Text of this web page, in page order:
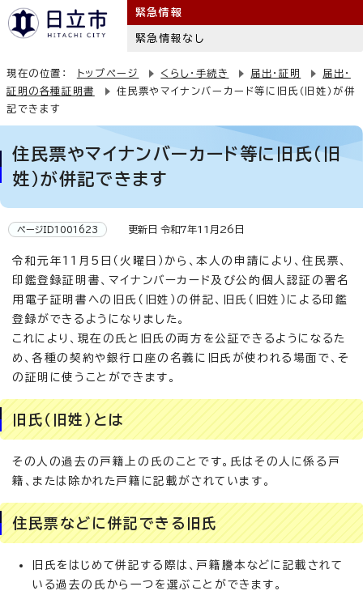
緊急情報
緊急情報なし
現在の位置： トップページ くらし・手続き 届出・証明
届出・
証明の各種証明書
住民票やマイナンバーカード等に旧氏（旧姓）が併
記できます
住民票やマイナンバーカード等に旧氏（旧
姓）が併記できます
ページID1001623 更新日 令和7年11月26日
令和元年11月5日（火曜日）から、本人の申請により、住民票、
印鑑登録証明書、マイナンバーカード及び公的個人認証の署名
用電子証明書への旧氏（旧姓）の併記、旧氏（旧姓）による印鑑
登録ができるようになりました。
これにより、現在の氏と旧氏の両方を公証できるようになるた
め、各種の契約や銀行口座の名義に旧氏が使われる場面で、そ
の証明に使うことができます。
旧氏（旧姓）とは
その人の過去の戸籍上の氏のことです。氏はその人に係る戸
籍、または除かれた戸籍に記載がされています。
住民票などに併記できる旧氏
旧氏をはじめて併記する際は、戸籍謄本などに記載されて
いる過去の氏から一つを選ぶことができます。